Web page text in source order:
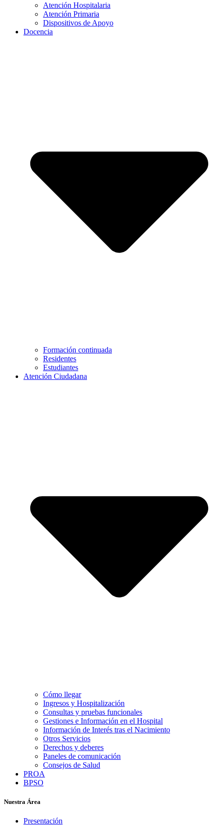
Atención Hospitalaria
Atención Primaria
Dispositivos de Apoyo
Docencia
Formación continuada
Residentes
Estudiantes
Atención Ciudadana
Cómo llegar
Ingresos y Hospitalización
Consultas y pruebas funcionales
Gestiones e Información en el Hospital
Información de Interés tras el Nacimiento
Otros Servicios
Derechos y deberes
Paneles de comunicación
Consejos de Salud
PROA
BPSO
Nuestra Área
Presentación